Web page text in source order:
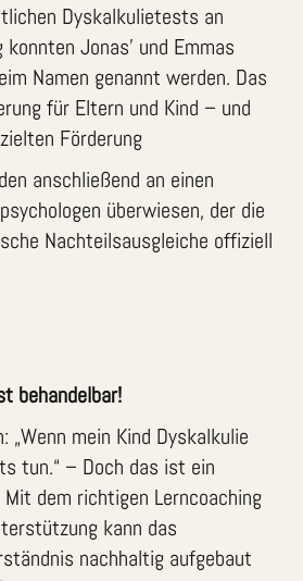
Dyskalkulietests an
Jonas’ und Emmas
Namen genannt werden. Das
für Eltern und Kind – und
Förderung
anschließend an einen
überwiesen, der die
Nachteilsausgleiche offiziell
behandelbar!
„Wenn mein Kind Dyskalkulie
tun.“ – Doch das ist ein
dem richtigen Lerncoaching
kann das
nachhaltig aufgebaut